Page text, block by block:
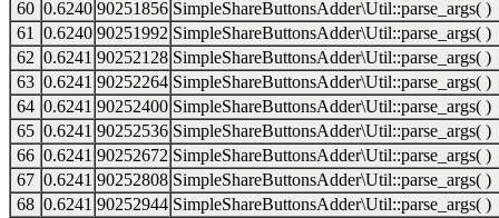
60 0.6240 90251856 SimpleShareButtonsAdder\Util::parse_args( )
61
0.6240 90251992 SimpleShareButtonsAdder\Util::parse_args( )
62 0.6241 90252128 SimpleShareButtonsAdder\Util::parse_args( )
63 0.6241 90252264 SimpleShareButtonsAdder\Util::parse_args( )
64 0.6241 90252400 SimpleShareButtonsAdder\Util::parse_args( )
65 0.6241 90252536 SimpleShareButtonsAdder\Util::parse_args( )
66 0.6241 90252672 SimpleShareButtonsAdder\Util::parse_args( )
67 0.6241 90252808 SimpleShareButtonsAdder\Util::parse_args( )
68 0.6241 90252944 SimpleShareButtonsAdder\Util::parse_args( )